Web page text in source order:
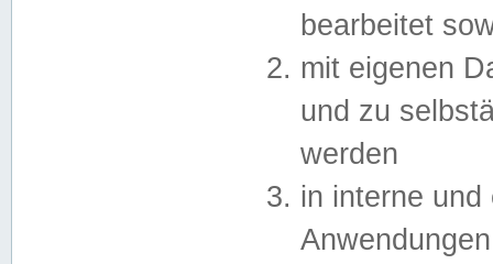
bearbeitet
mit eigenen
und zu
werden
in interne